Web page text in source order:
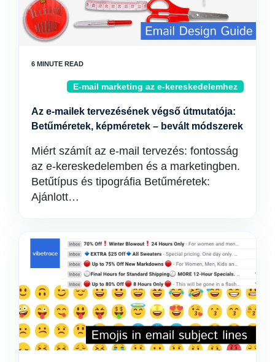
E-mail marketing az e-kereskedelemhez
Az e-mailek tervezésének végső útmutatója:
Betűméretek, képméretek – bevált módszerek
Miért számít az e-mail tervezés: fontosság
az e-kereskedelemben és a marketingben.
Betűtípus és tipográfia Betűméretek:
Ajánlott…